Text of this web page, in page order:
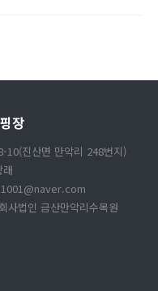
장
10(진산면 만악리 248번지)
래
법인 금산만악리수목원